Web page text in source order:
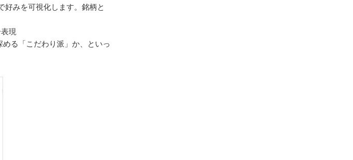
好みを可視化します。銘柄と
現
る「こだわり派」か、といっ